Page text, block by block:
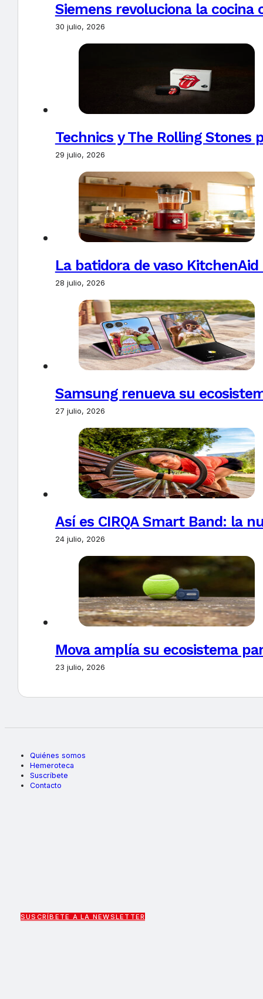
Siemens revoluciona la
30 julio, 2026
Technics y The Rolling Stones
29 julio, 2026
La batidora de vaso
28 julio, 2026
Samsung renueva su
27 julio, 2026
Así es CIRQA Smart Band: la
24 julio, 2026
Mova amplía su ecosistema
23 julio, 2026
Quiénes somos
Hemeroteca
Suscríbete
Contacto
SUSCRÍBETE A LA NEWSLETTER